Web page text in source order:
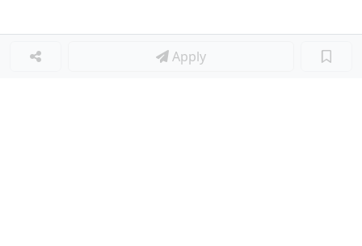
Apply